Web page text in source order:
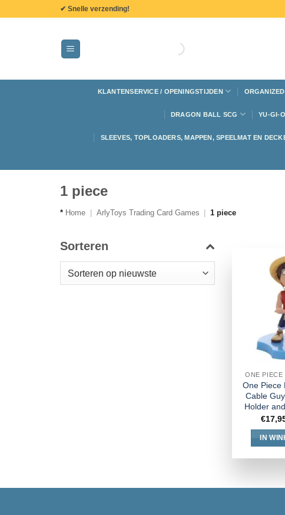
✔ Snelle verzending!
KLANTENSERVICE / OPENINGSTIJDEN
DRAGON BALL SCG YU-GI-
SLEEVES, TOPLOADERS, MAPPEN, SPEELMAT EN
1 piece
* Home ArlyToys Trading Card Games 1 piece
Sorteren
ONE PIECE
One Piece
Cable
Holder
€
IN